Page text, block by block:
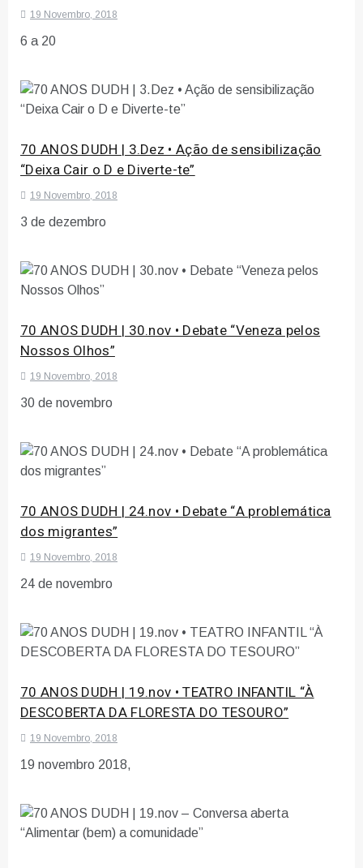
19 Novembro, 2018
6 a 20
70 ANOS DUDH | 3.Dez • Ação de sensibilização
“Deixa Cair o D e Diverte-te”
19 Novembro, 2018
3 de dezembro
70 ANOS DUDH | 30.nov • Debate “Veneza pelos
Nossos Olhos”
19 Novembro, 2018
30 de novembro
70 ANOS DUDH | 24.nov • Debate “A problemática
dos migrantes”
19 Novembro, 2018
24 de novembro
70 ANOS DUDH | 19.nov • TEATRO INFANTIL “À
DESCOBERTA DA FLORESTA DO TESOURO”
19 Novembro, 2018
19 novembro 2018,